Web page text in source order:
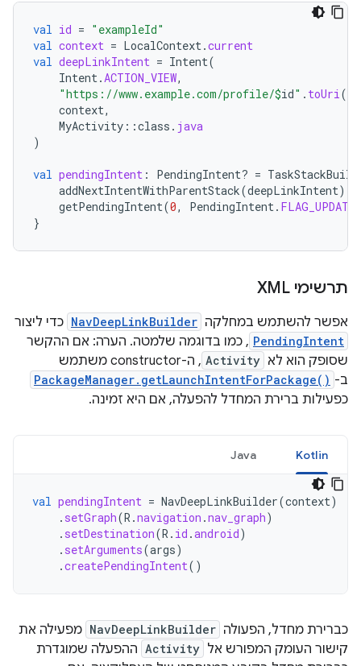
val id = "exampleId"
val context = LocalContext.current
val deepLinkIntent = Intent(
Intent.ACTION_VIEW,
"https://www.example.com/profile/$id" . toUri(),
context,
MyActivity ::class . java
)
val pendingIntent : PendingIntent? =
addNextIntentWithParentStack(deepLinkIntent)
getPendingIntent(0, PendingIntent.
}
תרשימי XML
אפשר להשתמש במחלקה NavDeepLinkBuilder כדי ליצור
PendingIntent , כמו בדוגמה שלמטה. הערה: אם ההקשר
שסופק הוא לא Activity
, ה-constructor משתמש
ב- PackageManager.getLaunchIntentForPackage()
כפעילות ברירת המחדל להפעלה, אם היא זמינה.
Kotlin
Java
val pendingIntent = NavDeepLinkBuilder(context)
. setGraph(R .navigation .nav_graph)
. setDestination(R . id .android)
. setArguments(args)
.createPendingIntent()
כברירת מחדל, הפעולה NavDeepLinkBuilder מפעילה את
קישור העומק המפורש אל Activity ההפעלה שמוגדרת